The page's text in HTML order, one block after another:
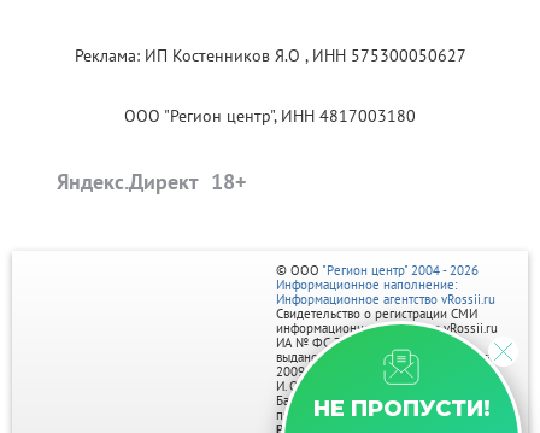
Реклама: ИП Костенников Я.О , ИНН 575300050627
ООО "Регион центр", ИНН 4817003180
Яндекс.Директ
НЕ ПРОПУСТИ!
© ООО "Регион центр" 2004 - 2026
Информационное наполнение:
Информационное агентство vRossii.ru
Свидетельство о регистрации СМИ
информационного агентства vRossii.ru
ИА № ФС 77‑35502
выдано РОСКОМНАДЗОРом 04 марта
2009г.
И. О. Главного редактора Нарыков А. Н.
Баннеры на портале размещаются на
правах рекламы.
Реклама на портале: